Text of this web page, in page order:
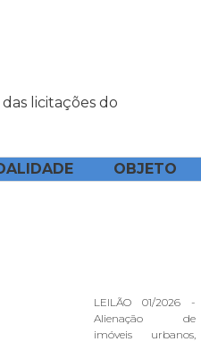
licitações do
OBJETO
LEILÃO 01/2026 -
Alienação de
imóveis urbanos,